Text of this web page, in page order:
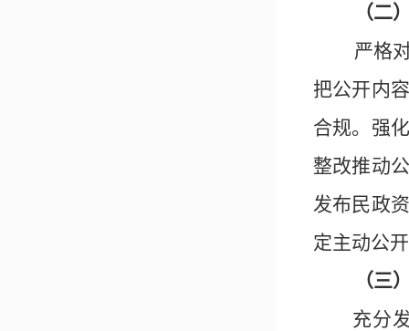
（二
严格
把公开内
合规。强
整改推动
发布民政
定主动公
（三
充分